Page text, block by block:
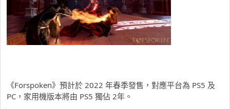
《Forspoken》預計於 2022 年春季發售，對應平台為 PS5 及
PC，家用機版本將由 PS5 獨佔 2年。